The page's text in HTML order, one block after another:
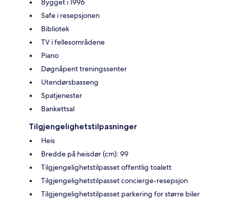
Bygget i 1996
Safe i resepsjonen
Bibliotek
TV i fellesområdene
Piano
Døgnåpent treningssenter
Utendørsbasseng
Spatjenester
Bankettsal
Tilgjengelighetstilpasninger
Heis
Bredde på heisdør (cm): 99
Tilgjengelighetstilpasset offentlig toalett
Tilgjengelighetstilpasset concierge-resepsjon
Tilgjengelighetstilpasset parkering for større biler